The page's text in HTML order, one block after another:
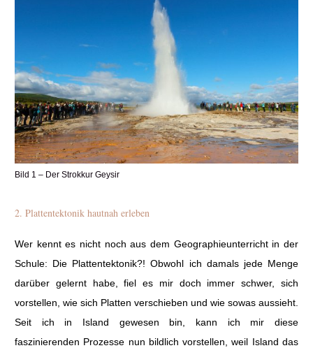
Bild 1 – Der Strokkur Geysir
2. Plattentektonik hautnah erleben
Wer kennt es nicht noch aus dem Geographieunterricht in der
Schule: Die Plattentektonik?! Obwohl ich damals jede Menge
darüber gelernt habe, fiel es mir doch immer schwer, sich
vorstellen, wie sich Platten verschieben und wie sowas aussieht.
Seit ich in Island gewesen bin, kann ich mir diese
faszinierenden Prozesse nun bildlich vorstellen, weil Island das